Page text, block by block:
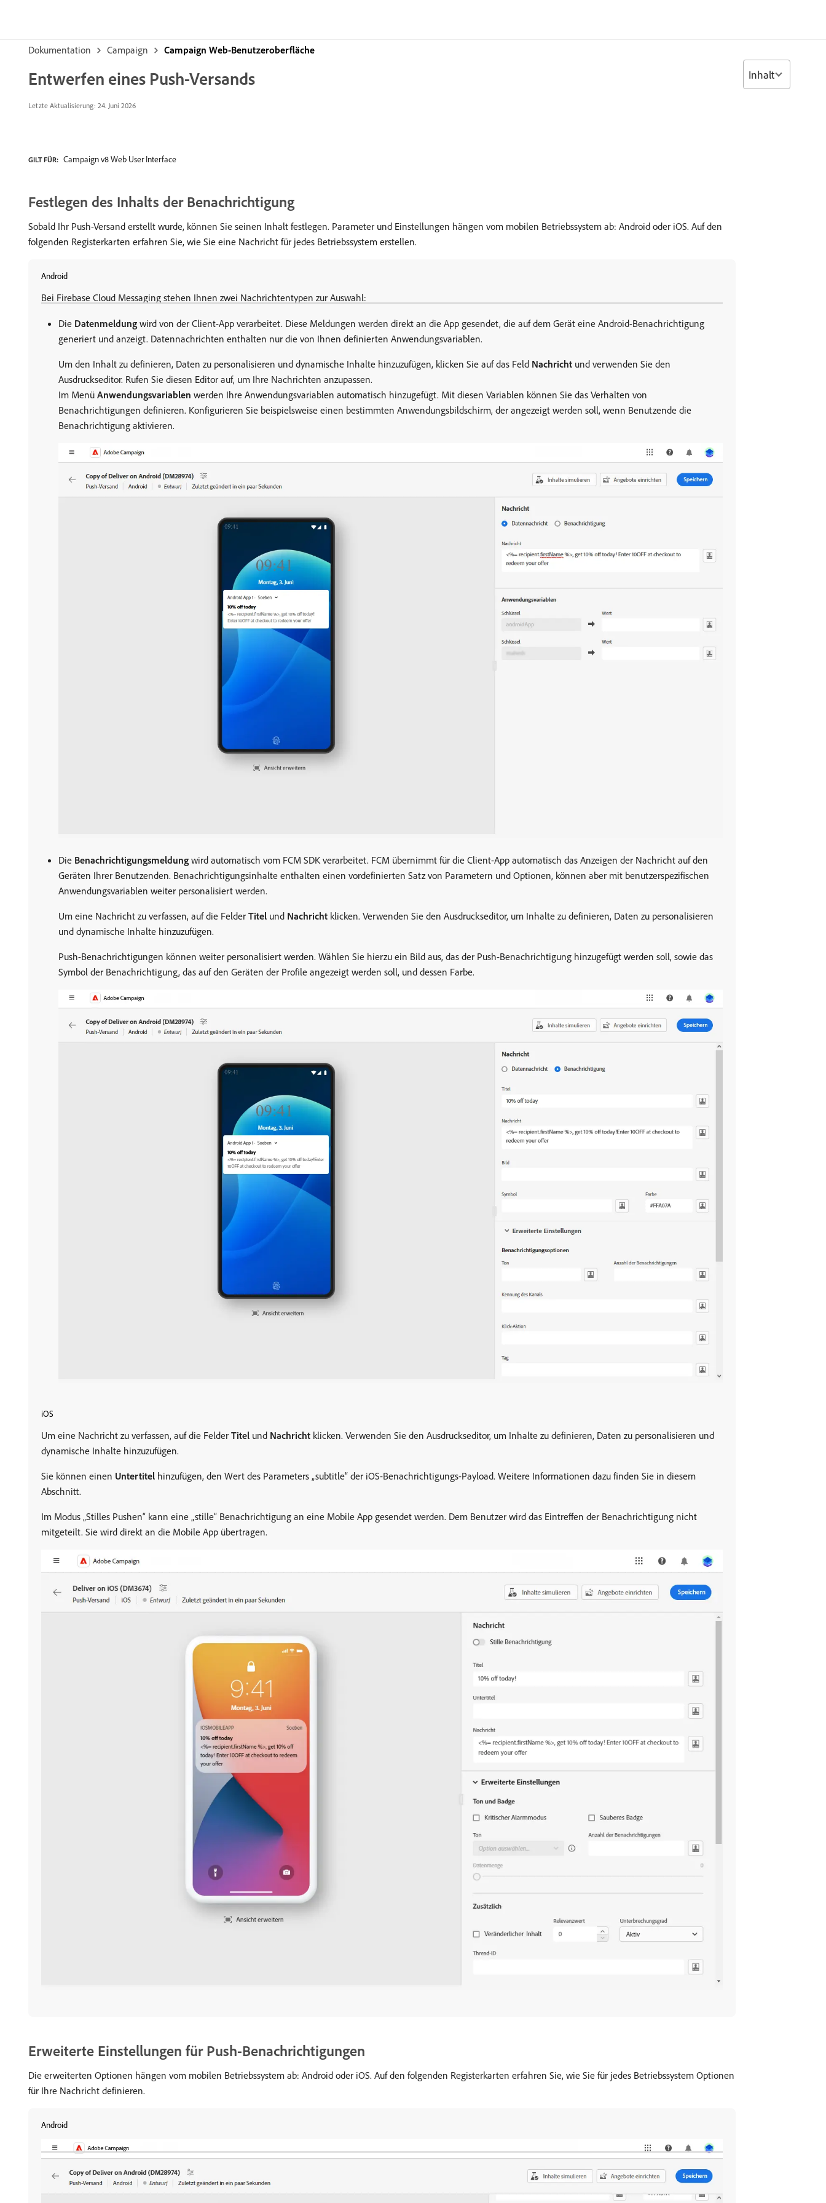
Dokumentation Campaign Campaign Web-Benutzeroberfläche
Entwerfen eines Push-Versands
Letzte Aktualisierung: 24. Juni 2026
GILT FÜR: Campaign v8 Web User Interface
Festlegen des Inhalts der Benachrichtigung
Sobald Ihr Push-Versand erstellt wurde, können Sie seinen Inhalt festlegen. Parameter und Einstellungen hängen vom mobilen Betriebssystem ab: Android oder iOS. Auf den
folgenden Registerkarten erfahren Sie, wie Sie eine Nachricht für jedes Betriebssystem erstellen.
Android
Bei Firebase Cloud Messaging stehen Ihnen zwei Nachrichtentypen zur Auswahl:
Die Datenmeldung wird von der Client-App verarbeitet. Diese Meldungen werden direkt an die App gesendet, die auf dem Gerät eine Android-Benachrichtigung
generiert und anzeigt. Datennachrichten enthalten nur die von Ihnen definierten Anwendungsvariablen.
Um den Inhalt zu definieren, Daten zu personalisieren und dynamische Inhalte hinzuzufügen, klicken Sie auf das Feld Nachricht und verwenden Sie den
Ausdruckseditor. Rufen Sie diesen Editor auf, um Ihre Nachrichten anzupassen.
Im Menü Anwendungsvariablen werden Ihre Anwendungsvariablen automatisch hinzugefügt. Mit diesen Variablen können Sie das Verhalten von
Benachrichtigungen definieren. Konfigurieren Sie beispielsweise einen bestimmten Anwendungsbildschirm, der angezeigt werden soll, wenn Benutzende die
Benachrichtigung aktivieren.
Die Benachrichtigungsmeldung wird automatisch vom FCM SDK verarbeitet. FCM übernimmt für die Client-App automatisch das Anzeigen der Nachricht auf den
Geräten Ihrer Benutzenden. Benachrichtigungsinhalte enthalten einen vordefinierten Satz von Parametern und Optionen, können aber mit benutzerspezifischen
Anwendungsvariablen weiter personalisiert werden.
Um eine Nachricht zu verfassen, auf die Felder Titel und Nachricht klicken. Verwenden Sie den Ausdruckseditor, um Inhalte zu definieren, Daten zu personalisieren
und dynamische Inhalte hinzuzufügen.
Push-Benachrichtigungen können weiter personalisiert werden. Wählen Sie hierzu ein Bild aus, das der Push-Benachrichtigung hinzugefügt werden soll, sowie das
Symbol der Benachrichtigung, das auf den Geräten der Profile angezeigt werden soll, und dessen Farbe.
iOS
Um eine Nachricht zu verfassen, auf die Felder Titel und Nachricht klicken. Verwenden Sie den Ausdruckseditor, um Inhalte zu definieren, Daten zu personalisieren und
dynamische Inhalte hinzuzufügen.
Sie können einen Untertitel hinzufügen, den Wert des Parameters „subtitle“ der iOS-Benachrichtigungs-Payload. Weitere Informationen dazu finden Sie in diesem
Abschnitt.
Im Modus „Stilles Pushen“ kann eine „stille“ Benachrichtigung an eine Mobile App gesendet werden. Dem Benutzer wird das Eintreffen der Benachrichtigung nicht
mitgeteilt. Sie wird direkt an die Mobile App übertragen.
Erweiterte Einstellungen für Push-Benachrichtigungen
Die erweiterten Optionen hängen vom mobilen Betriebssystem ab: Android oder iOS. Auf den folgenden Registerkarten erfahren Sie, wie Sie für jedes Betriebssystem Optionen
für Ihre Nachricht definieren.
Android
Inhalt